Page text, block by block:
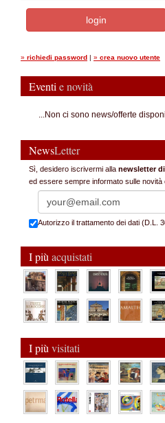
» richiedi password | » crea nuovo utente
Eventi e novità
...Non ci sono news/offerte
NewsLetter
Sì, desidero iscrivermi alla newsletter
ed essere sempre informato sulle novità
Autorizzo il trattamento dei dati (D.L.
I più acquistati
I più visitati